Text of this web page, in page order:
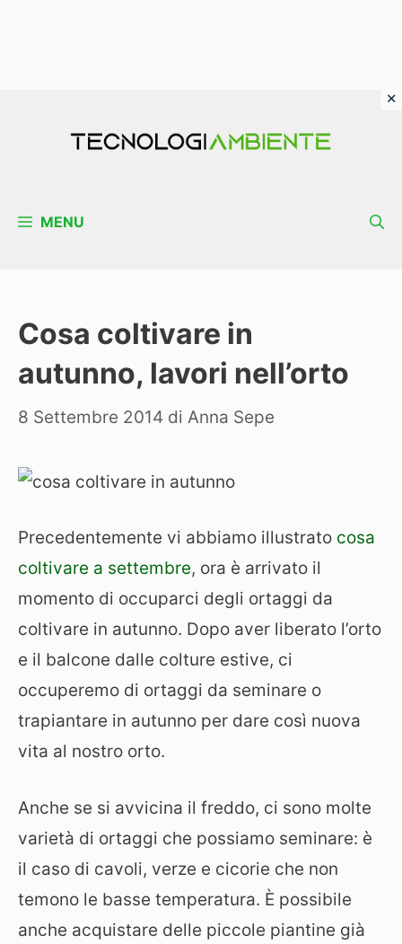
MENU
Cosa coltivare in
autunno, lavori nell’orto
8 Settembre 2014 di Anna Sepe
Precedentemente vi abbiamo illustrato cosa
coltivare a settembre, ora è arrivato il
momento di occuparci degli ortaggi da
coltivare in autunno. Dopo aver liberato l’orto
e il balcone dalle colture estive, ci
occuperemo di ortaggi da seminare o
trapiantare in autunno per dare così nuova
vita al nostro orto.
Anche se si avvicina il freddo, ci sono molte
varietà di ortaggi che possiamo seminare: è
il caso di cavoli, verze e cicorie che non
temono le basse temperatura. È possibile
anche acquistare delle piccole piantine già